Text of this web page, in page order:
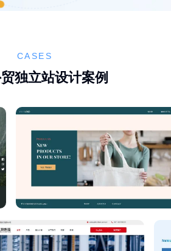
CASES
独立站设计案例